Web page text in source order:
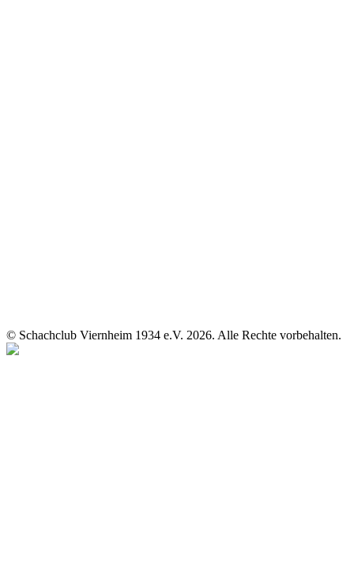
© Schachclub Viernheim 1934 e.V. 2026. Alle Rechte vorbehalten.